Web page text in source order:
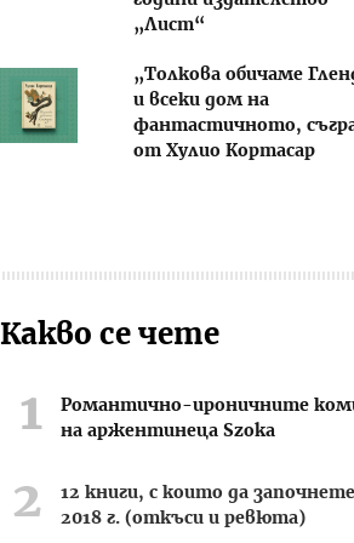
„Лист“
„Толкова обичаме
и всеки дом на
фантастичното,
от Хулио Кортасар
Какво се чете
Романтично-ироничните
на аржентинеца Szoka
12 книги, с които да започнете
2018 г. (откъси и ревюта)